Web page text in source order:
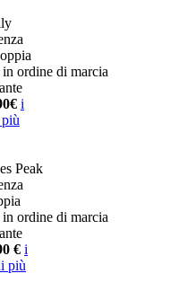
in ordine di marcia
i
Peak
in ordine di marcia
€ i
più